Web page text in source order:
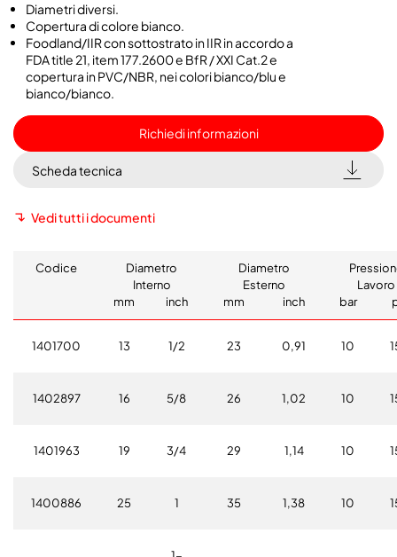
Diametri diversi.
Copertura di colore bianco.
Foodland/IIR con sottostrato in IIR in accordo a
FDA title 21, item 177.2600 e BfR / XXI Cat.2 e
copertura in PVC/NBR, nei colori bianco/blu e
bianco/bianco.
Richiedi informazioni
Scheda tecnica
Vedi tutti i documenti
Codice
Diametro
Interno
Diametro
Esterno
Lavoro
mm
inch mm inch bar
1401700 13 1/2 23 0,91 10
1402897 16 5/8 26 1,02 10
1401963 19 3/4 29 1,14 10
1400886 25 1 35 1,38 10